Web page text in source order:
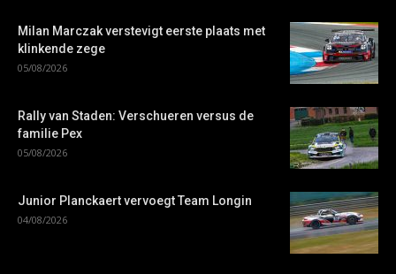
Milan Marczak verstevigt eerste plaats met
klinkende zege
05/08/2026
Rally van Staden: Verschueren versus de
familie Pex
05/08/2026
Junior Planckaert vervoegt Team Longin
04/08/2026